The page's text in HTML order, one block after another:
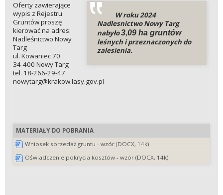
W roku 2024
Nadlesnictwo Nowy Targ
nabyło3,09 ha gruntów
leśnych i przeznaczonych do
zalesienia.
Oferty zawierające
wypis z Rejestru
Gruntów proszę
kierować na adres:
Nadleśnictwo Nowy
Targ
ul. Kowaniec 70
34-400 Nowy Targ
tel. 18-266-29-47
nowytarg@krakow.lasy.gov.pl
MATERIAŁY DO POBRANIA
Wniosek sprzedaż gruntu - wzór (DOCX, 14k)
Oświadczenie pokrycia kosztów - wzór (DOCX, 14k)